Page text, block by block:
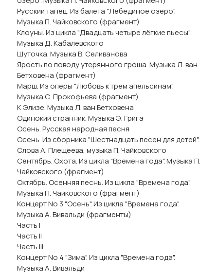
Русский танец. Из балета "Лебединое озеро".
Музыка П. Чайковского (фрагмент)
Клоуны. Из цикла "Двадцать четыре лёгкие пьесы".
Музыка Д. Кабалевского
Шуточка. Музыка В. Селиванова
Ярость по поводу утерянного гроша. Музыка Л. ван
Бетховена (фрагмент)
Марш. Из оперы "Любовь к трём апельсинам".
Музыка С. Прокофьева (фрагмент)
К Элизе. Музыка Л. ван Бетховена
Одинокий странник. Музыка Э. Грига
Осень. Русская народная песня
Осень. Из сборника "Шестнадцать песен для детей".
Слова А. Плещеева, музыка П. Чайковского
Сентябрь. Охота. Из цикла "Времена года". Музыка П.
Чайковского (фрагмент)
Октябрь. Осенняя песнь. Из цикла "Времена года".
Музыка П. Чайковского (фрагмент)
Концерт No 3 "Осень". Из цикла "Времена года".
Музыка А. Вивальди (фрагменты)
Часть I
Часть II
Часть III
Концерт No 4 "Зима". Из цикла "Времена года".
Музыка А. Вивальди